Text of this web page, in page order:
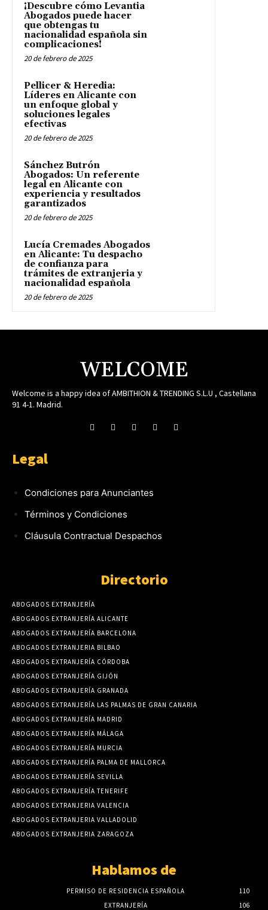
¡Descubre cómo Levantia
Abogados puede hacer
que obtengas tu
nacionalidad española sin
complicaciones!
20 de febrero de 2025
Pellicer & Heredia:
Líderes en Alicante con
un enfoque global y
soluciones legales
efectivas
20 de febrero de 2025
Sánchez Butrón
Abogados: Un referente
legal en Alicante con
experiencia y resultados
garantizados
20 de febrero de 2025
Lucía Cremades Abogados
en Alicante: Tu despacho
de confianza para
trámites de extranjeria y
nacionalidad española
20 de febrero de 2025
WELCOME
Welcome is a happy idea of AMBITHION & TRENDING S.L.U , Castellana
91 4-1. Madrid.
Legal
Condiciones para Anunciantes
Términos y Condiciones
Cláusula Contractual Despachos
Directorio
ABOGADOS EXTRANJERÍA
ABOGADOS EXTRANJERÍA ALICANTE
ABOGADOS EXTRANJERÍA BARCELONA
ABOGADOS EXTRANJERIA BILBAO
ABOGADOS EXTRANJERÍA CÓRDOBA
ABOGADOS EXTRANJERÍA GIJÓN
ABOGADOS EXTRANJERÍA GRANADA
ABOGADOS EXTRANJERÍA LAS PALMAS DE GRAN CANARIA
ABOGADOS EXTRANJERÍA MADRID
ABOGADOS EXTRANJERÍA MÁLAGA
ABOGADOS EXTRANJERÍA MURCIA
ABOGADOS EXTRANJERÍA PALMA DE MALLORCA
ABOGADOS EXTRANJERÍA SEVILLA
ABOGADOS EXTRANJERÍA TENERIFE
ABOGADOS EXTRANJERIA VALENCIA
ABOGADOS EXTRANJERIA VALLADOLID
ABOGADOS EXTRANJERIA ZARAGOZA
Hablamos de
PERMISO DE RESIDENCIA ESPAÑOLA
110
EXTRANJERÍA
106